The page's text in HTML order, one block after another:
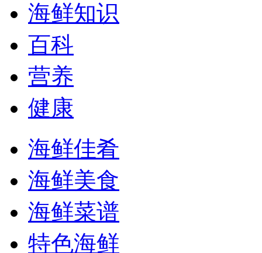
海鲜知识
百科
营养
健康
海鲜佳肴
海鲜美食
海鲜菜谱
特色海鲜